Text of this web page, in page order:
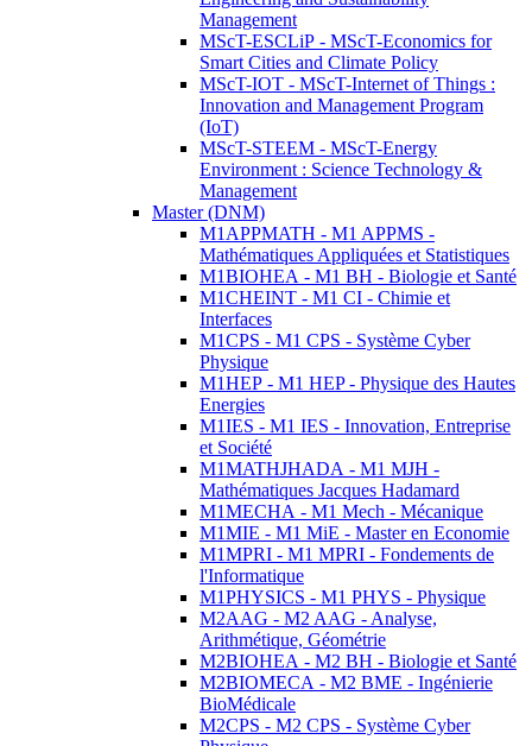
Management
MScT-ESCLiP - MScT-Economics for
Smart Cities and Climate Policy
MScT-IOT - MScT-Internet of Things :
Innovation and Management Program
(IoT)
MScT-STEEM - MScT-Energy
Environment : Science Technology &
Management
Master (DNM)
M1APPMATH - M1 APPMS -
Mathématiques Appliquées et Statistiques
M1BIOHEA - M1 BH - Biologie et Santé
M1CHEINT - M1 CI - Chimie et
Interfaces
M1CPS - M1 CPS - Système Cyber
Physique
M1HEP - M1 HEP - Physique des Hautes
Energies
M1IES - M1 IES - Innovation, Entreprise
et Société
M1MATHJHADA - M1 MJH -
Mathématiques Jacques Hadamard
M1MECHA - M1 Mech - Mécanique
M1MIE - M1 MiE - Master en Economie
M1MPRI - M1 MPRI - Fondements de
l'Informatique
M1PHYSICS - M1 PHYS - Physique
M2AAG - M2 AAG - Analyse,
Arithmétique, Géométrie
M2BIOHEA - M2 BH - Biologie et Santé
M2BIOMECA - M2 BME - Ingénierie
BioMédicale
M2CPS - M2 CPS - Système Cyber